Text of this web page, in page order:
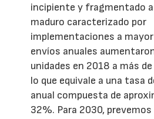
incipiente y fragmentado
maduro caracterizado por
implementaciones a
envíos anuales
unidades en 2018 a más
lo que equivale a una tasa
anual compuesta de
32%. Para 2030,